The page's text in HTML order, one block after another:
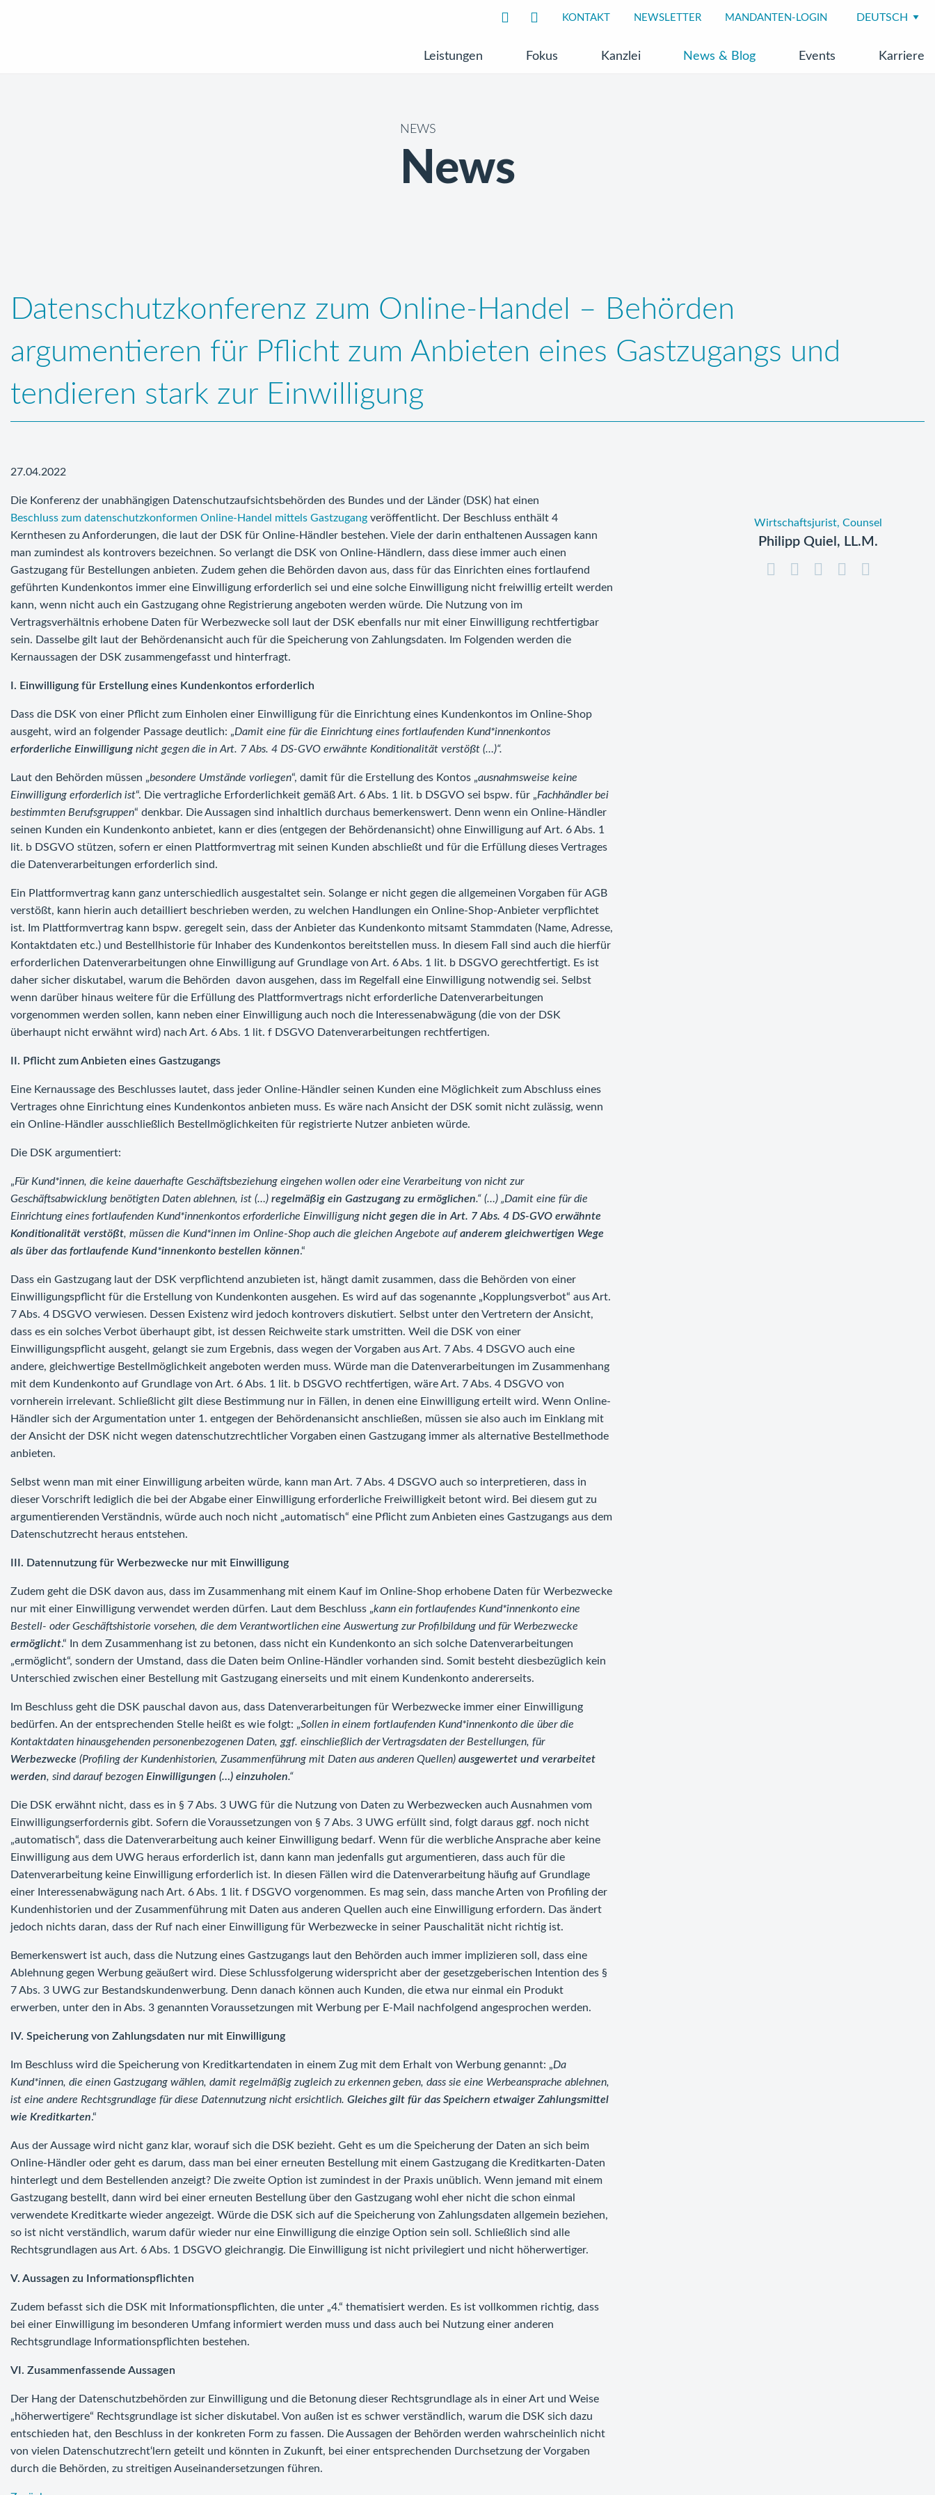
KONTAKT NEWSLETTER MANDANTEN-LOGIN
Leistungen Fokus Kanzlei News & Blog Events Karriere
NEWS
News
Datenschutzkonferenz zum Online-Handel – Behörden
argumentieren für Pflicht zum Anbieten eines Gastzugangs und
tendieren stark zur Einwilligung
27.04.2022
Die Konferenz der unabhängigen Datenschutzaufsichtsbehörden des Bundes und der Länder (DSK) hat einen
Beschluss zum datenschutzkonformen Online-Handel mittels Gastzugang veröffentlicht. Der Beschluss enthält 4
Kernthesen zu Anforderungen, die laut der DSK für Online-Händler bestehen. Viele der darin enthaltenen Aussagen kann
man zumindest als kontrovers bezeichnen. So verlangt die DSK von Online-Händlern, dass diese immer auch einen
Gastzugang für Bestellungen anbieten. Zudem gehen die Behörden davon aus, dass für das Einrichten eines fortlaufend
geführten Kundenkontos immer eine Einwilligung erforderlich sei und eine solche Einwilligung nicht freiwillig erteilt werden
kann, wenn nicht auch ein Gastzugang ohne Registrierung angeboten werden würde. Die Nutzung von im
Vertragsverhältnis erhobene Daten für Werbezwecke soll laut der DSK ebenfalls nur mit einer Einwilligung rechtfertigbar
sein. Dasselbe gilt laut der Behördenansicht auch für die Speicherung von Zahlungsdaten. Im Folgenden werden die
Kernaussagen der DSK zusammengefasst und hinterfragt.
I. Einwilligung für Erstellung eines Kundenkontos erforderlich
Dass die DSK von einer Pflicht zum Einholen einer Einwilligung für die Einrichtung eines Kundenkontos im Online-Shop
ausgeht, wird an folgender Passage deutlich: „Damit eine für die Einrichtung eines fortlaufenden Kund*innenkontos
erforderliche Einwilligung nicht gegen die in Art. 7 Abs. 4 DS-GVO erwähnte Konditionalität verstößt (…)“.
Laut den Behörden müssen „besondere Umstände vorliegen“, damit für die Erstellung des Kontos „ausnahmsweise keine
Einwilligung erforderlich ist“. Die vertragliche Erforderlichkeit gemäß Art. 6 Abs. 1 lit. b DSGVO sei bspw. für „Fachhändler bei
bestimmten Berufsgruppen“ denkbar. Die Aussagen sind inhaltlich durchaus bemerkenswert. Denn wenn ein Online-Händler
seinen Kunden ein Kundenkonto anbietet, kann er dies (entgegen der Behördenansicht) ohne Einwilligung auf Art. 6 Abs. 1
lit. b DSGVO stützen, sofern er einen Plattformvertrag mit seinen Kunden abschließt und für die Erfüllung dieses Vertrages
die Datenverarbeitungen erforderlich sind.
Ein Plattformvertrag kann ganz unterschiedlich ausgestaltet sein. Solange er nicht gegen die allgemeinen Vorgaben für AGB
verstößt, kann hierin auch detailliert beschrieben werden, zu welchen Handlungen ein Online-Shop-Anbieter verpflichtet
ist. Im Plattformvertrag kann bspw. geregelt sein, dass der Anbieter das Kundenkonto mitsamt Stammdaten (Name, Adresse,
Kontaktdaten etc.) und Bestellhistorie für Inhaber des Kundenkontos bereitstellen muss. In diesem Fall sind auch die hierfür
erforderlichen Datenverarbeitungen ohne Einwilligung auf Grundlage von Art. 6 Abs. 1 lit. b DSGVO gerechtfertigt. Es ist
daher sicher diskutabel, warum die Behörden davon ausgehen, dass im Regelfall eine Einwilligung notwendig sei. Selbst
wenn darüber hinaus weitere für die Erfüllung des Plattformvertrags nicht erforderliche Datenverarbeitungen
vorgenommen werden sollen, kann neben einer Einwilligung auch noch die Interessenabwägung (die von der DSK
überhaupt nicht erwähnt wird) nach Art. 6 Abs. 1 lit. f DSGVO Datenverarbeitungen rechtfertigen.
II. Pflicht zum Anbieten eines Gastzugangs
Eine Kernaussage des Beschlusses lautet, dass jeder Online-Händler seinen Kunden eine Möglichkeit zum Abschluss eines
Vertrages ohne Einrichtung eines Kundenkontos anbieten muss. Es wäre nach Ansicht der DSK somit nicht zulässig, wenn
ein Online-Händler ausschließlich Bestellmöglichkeiten für registrierte Nutzer anbieten würde.
Die DSK argumentiert:
„Für Kund*innen, die keine dauerhafte Geschäftsbeziehung eingehen wollen oder eine Verarbeitung von nicht zur
Geschäftsabwicklung benötigten Daten ablehnen, ist (…) regelmäßig ein Gastzugang zu ermöglichen.“ (…) „Damit eine für die
Einrichtung eines fortlaufenden Kund*innenkontos erforderliche Einwilligung nicht gegen die in Art. 7 Abs. 4 DS-GVO erwähnte
Konditionalität verstößt, müssen die Kund*innen im Online-Shop auch die gleichen Angebote aufanderem gleichwertigen Wege
als über das fortlaufende Kund*innenkonto bestellen können.“
Dass ein Gastzugang laut der DSK verpflichtend anzubieten ist, hängt damit zusammen, dass die Behörden von einer
Einwilligungspflicht für die Erstellung von Kundenkonten ausgehen. Es wird auf das sogenannte „Kopplungsverbot“ aus Art.
7 Abs. 4 DSGVO verwiesen. Dessen Existenz wird jedoch kontrovers diskutiert. Selbst unter den Vertretern der Ansicht,
dass es ein solches Verbot überhaupt gibt, ist dessen Reichweite stark umstritten. Weil die DSK von einer
Einwilligungspflicht ausgeht, gelangt sie zum Ergebnis, dass wegen der Vorgaben aus Art. 7 Abs. 4 DSGVO auch eine
andere, gleichwertige Bestellmöglichkeit angeboten werden muss. Würde man die Datenverarbeitungen im Zusammenhang
mit dem Kundenkonto auf Grundlage von Art. 6 Abs. 1 lit. b DSGVO rechtfertigen, wäre Art. 7 Abs. 4 DSGVO von
vornherein irrelevant. Schließlicht gilt diese Bestimmung nur in Fällen, in denen eine Einwilligung erteilt wird. Wenn Online-
Händler sich der Argumentation unter 1. entgegen der Behördenansicht anschließen, müssen sie also auch im Einklang mit
der Ansicht der DSK nicht wegen datenschutzrechtlicher Vorgaben einen Gastzugang immer als alternative Bestellmethode
anbieten.
Selbst wenn man mit einer Einwilligung arbeiten würde, kann man Art. 7 Abs. 4 DSGVO auch so interpretieren, dass in
dieser Vorschrift lediglich die bei der Abgabe einer Einwilligung erforderliche Freiwilligkeit betont wird. Bei diesem gut zu
argumentierenden Verständnis, würde auch noch nicht „automatisch“ eine Pflicht zum Anbieten eines Gastzugangs aus dem
Datenschutzrecht heraus entstehen.
III. Datennutzung für Werbezwecke nur mit Einwilligung
Zudem geht die DSK davon aus, dass im Zusammenhang mit einem Kauf im Online-Shop erhobene Daten für Werbezwecke
nur mit einer Einwilligung verwendet werden dürfen. Laut dem Beschluss „kann ein fortlaufendes Kund*innenkonto eine
Bestell- oder Geschäftshistorie vorsehen, die dem Verantwortlichen eine Auswertung zur Profilbildung und für Werbezwecke
ermöglicht.“ In dem Zusammenhang ist zu betonen, dass nicht ein Kundenkonto an sich solche Datenverarbeitungen
„ermöglicht“, sondern der Umstand, dass die Daten beim Online-Händler vorhanden sind. Somit besteht diesbezüglich kein
Unterschied zwischen einer Bestellung mit Gastzugang einerseits und mit einem Kundenkonto andererseits.
Im Beschluss geht die DSK pauschal davon aus, dass Datenverarbeitungen für Werbezwecke immer einer Einwilligung
bedürfen. An der entsprechenden Stelle heißt es wie folgt: „Sollen in einem fortlaufenden Kund*innenkonto die über die
Kontaktdaten hinausgehenden personenbezogenen Daten, ggf. einschließlich der Vertragsdaten der Bestellungen, für
Werbezwecke (Profiling der Kundenhistorien, Zusammenführung mit Daten aus anderen Quellen) ausgewertet und verarbeitet
werden, sind darauf bezogen Einwilligungen (…) einzuholen.“
Die DSK erwähnt nicht, dass es in § 7 Abs. 3 UWG für die Nutzung von Daten zu Werbezwecken auch Ausnahmen vom
Einwilligungserfordernis gibt. Sofern die Voraussetzungen von § 7 Abs. 3 UWG erfüllt sind, folgt daraus ggf. noch nicht
„automatisch“, dass die Datenverarbeitung auch keiner Einwilligung bedarf. Wenn für die werbliche Ansprache aber keine
Einwilligung aus dem UWG heraus erforderlich ist, dann kann man jedenfalls gut argumentieren, dass auch für die
Datenverarbeitung keine Einwilligung erforderlich ist. In diesen Fällen wird die Datenverarbeitung häufig auf Grundlage
einer Interessenabwägung nach Art. 6 Abs. 1 lit. f DSGVO vorgenommen. Es mag sein, dass manche Arten von Profiling der
Kundenhistorien und der Zusammenführung mit Daten aus anderen Quellen auch eine Einwilligung erfordern. Das ändert
jedoch nichts daran, dass der Ruf nach einer Einwilligung für Werbezwecke in seiner Pauschalität nicht richtig ist.
Bemerkenswert ist auch, dass die Nutzung eines Gastzugangs laut den Behörden auch immer implizieren soll, dass eine
Ablehnung gegen Werbung geäußert wird. Diese Schlussfolgerung widerspricht aber der gesetzgeberischen Intention des §
7 Abs. 3 UWG zur Bestandskundenwerbung. Denn danach können auch Kunden, die etwa nur einmal ein Produkt
erwerben, unter den in Abs. 3 genannten Voraussetzungen mit Werbung per E-Mail nachfolgend angesprochen werden.
IV. Speicherung von Zahlungsdaten nur mit Einwilligung
Im Beschluss wird die Speicherung von Kreditkartendaten in einem Zug mit dem Erhalt von Werbung genannt: „Da
Kund*innen, die einen Gastzugang wählen, damit regelmäßig zugleich zu erkennen geben, dass sie eine Werbeansprache ablehnen,
ist eine andere Rechtsgrundlage für diese Datennutzung nicht ersichtlich. Gleiches gilt für das Speichern etwaiger Zahlungsmittel
wie Kreditkarten.“
Aus der Aussage wird nicht ganz klar, worauf sich die DSK bezieht. Geht es um die Speicherung der Daten an sich beim
Online-Händler oder geht es darum, dass man bei einer erneuten Bestellung mit einem Gastzugang die Kreditkarten-Daten
hinterlegt und dem Bestellenden anzeigt? Die zweite Option ist zumindest in der Praxis unüblich. Wenn jemand mit einem
Gastzugang bestellt, dann wird bei einer erneuten Bestellung über den Gastzugang wohl eher nicht die schon einmal
verwendete Kreditkarte wieder angezeigt. Würde die DSK sich auf die Speicherung von Zahlungsdaten allgemein beziehen,
so ist nicht verständlich, warum dafür wieder nur eine Einwilligung die einzige Option sein soll. Schließlich sind alle
Rechtsgrundlagen aus Art. 6 Abs. 1 DSGVO gleichrangig. Die Einwilligung ist nicht privilegiert und nicht höherwertiger.
V. Aussagen zu Informationspflichten
Zudem befasst sich die DSK mit Informationspflichten, die unter „4.“ thematisiert werden. Es ist vollkommen richtig, dass
bei einer Einwilligung im besonderen Umfang informiert werden muss und dass auch bei Nutzung einer anderen
Rechtsgrundlage Informationspflichten bestehen.
VI. Zusammenfassende Aussagen
Der Hang der Datenschutzbehörden zur Einwilligung und die Betonung dieser Rechtsgrundlage als in einer Art und Weise
„höherwertigere“ Rechtsgrundlage ist sicher diskutabel. Von außen ist es schwer verständlich, warum die DSK sich dazu
entschieden hat, den Beschluss in der konkreten Form zu fassen. Die Aussagen der Behörden werden wahrscheinlich nicht
von vielen Datenschutzrecht‘lern geteilt und könnten in Zukunft, bei einer entsprechenden Durchsetzung der Vorgaben
durch die Behörden, zu streitigen Auseinandersetzungen führen.
Wirtschaftsjurist, Counsel
Philipp Quiel, LL.M.